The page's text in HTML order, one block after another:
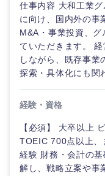
仕事内容 大和工業
に向け、国内外の事
M&A・事業投資、
ていただきます。
しながら、既存事業
探索・具体化にも関
経験・資格
【必須】 大卒以上
TOEIC 700点以上、
経験 財務・会計の
解し、戦略立案や事